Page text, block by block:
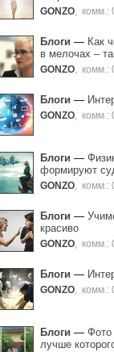
GONZO комм.:
Блоги — Как
в мелочах –
GONZO комм.:
Блоги —
GONZO комм.:
Блоги —
формируют
GONZO комм.:
Блоги —
красиво
GONZO комм.:
Блоги —
GONZO комм.:
Блоги — Фото
лучше